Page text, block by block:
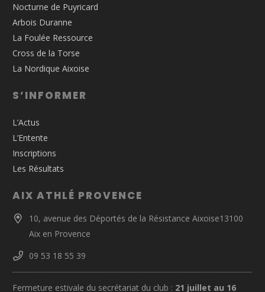
Nocturne de Puyricard
Arbois Duranne
La Foulée Ressource
Cross de la Torse
La Nordique Aixoise
S’INFORMER
L’Actus
L’Entente
Inscriptions
Les Résultats
AIX ATHLÉ PROVENCE
10, avenue des Déportés de la Résistance Aixoise13100
Aix en Provence
09 53 18 55 39
Fermeture estivale du secrétariat du club : 21 juillet au 16